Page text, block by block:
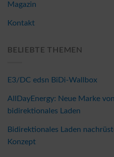
Magazin
Kontakt
BELIEBTE THEMEN
E3/DC edsn BiDi-Wallbox
AllDayEnergy: Neue Marke
bidirektionales Laden
Bidirektionales Laden
Konzept